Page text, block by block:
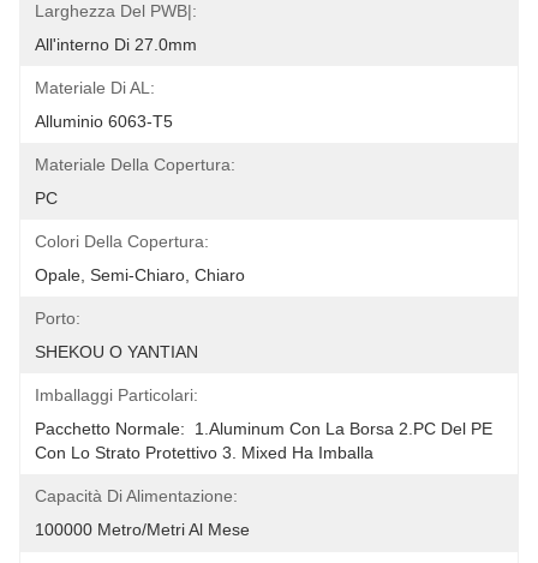
Larghezza Del PWB|:
All'interno Di 27.0mm
Materiale Di AL:
Alluminio 6063-T5
Materiale Della Copertura:
PC
Colori Della Copertura:
Opale, Semi-Chiaro, Chiaro
Porto:
SHEKOU O YANTIAN
Imballaggi Particolari:
Pacchetto Normale:  1.Aluminum Con La Borsa 2.PC Del PE
Con Lo Strato Protettivo 3. Mixed Ha Imballa
Capacità Di Alimentazione:
100000 Metro/metri Al Mese